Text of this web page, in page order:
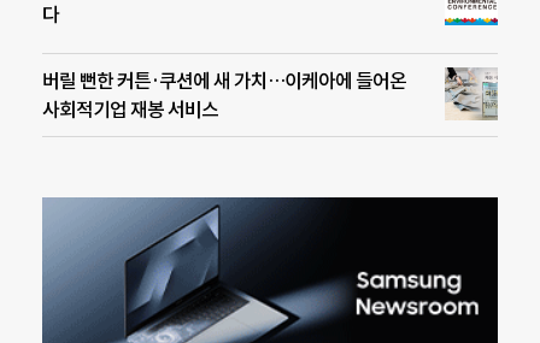
다
버릴 뻔한 커튼·쿠션에 새 가치…이케아에 들어온
사회적기업 재봉 서비스